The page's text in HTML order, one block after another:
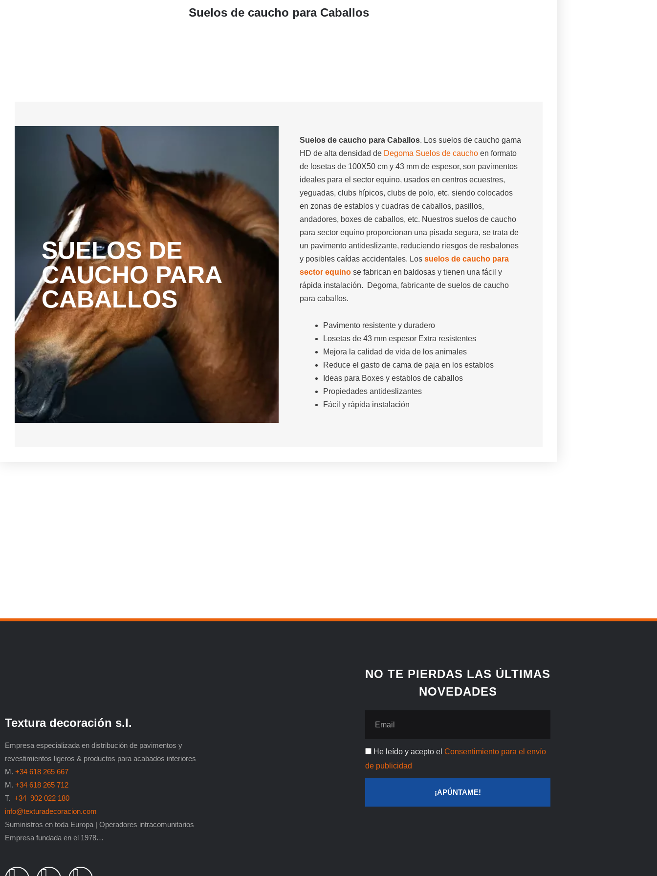
Suelos de caucho para Caballos
SUELOS DE
CAUCHO PARA
CABALLOS
Suelos de caucho para Caballos. Los suelos de caucho gama
HD de alta densidad de Degoma Suelos de caucho en formato
de losetas de 100X50 cm y 43 mm de espesor, son pavimentos
ideales para el sector equino, usados en centros ecuestres,
yeguadas, clubs hípicos, clubs de polo, etc. siendo colocados
en zonas de establos y cuadras de caballos, pasillos,
andadores, boxes de caballos, etc. Nuestros suelos de caucho
para sector equino proporcionan una pisada segura, se trata de
un pavimento antideslizante, reduciendo riesgos de resbalones
y posibles caídas accidentales. Lossuelos de caucho para
sector equino se fabrican en baldosas y tienen una fácil y
rápida instalación. Degoma, fabricante de suelos de caucho
para caballos.
Pavimento resistente y duradero
Losetas de 43 mm espesor Extra resistentes
Mejora la calidad de vida de los animales
Reduce el gasto de cama de paja en los establos
Ideas para Boxes y establos de caballos
Propiedades antideslizantes
Fácil y rápida instalación
Textura decoración s.l.
Empresa especializada en distribución de pavimentos y
revestimientos ligeros & productos para acabados interiores
M. +34 618 265 667
M. +34 618 265 712
T. +34 902 022 180
info@texturadecoracion.com
Suministros en toda Europa | Operadores intracomunitarios
Empresa fundada en el 1978…
L P F
NO TE PIERDAS LAS ÚLTIMAS
NOVEDADES
Publicidad
He leído y acepto elConsentimiento para el envío
de publicidad
¡APÚNTAME!